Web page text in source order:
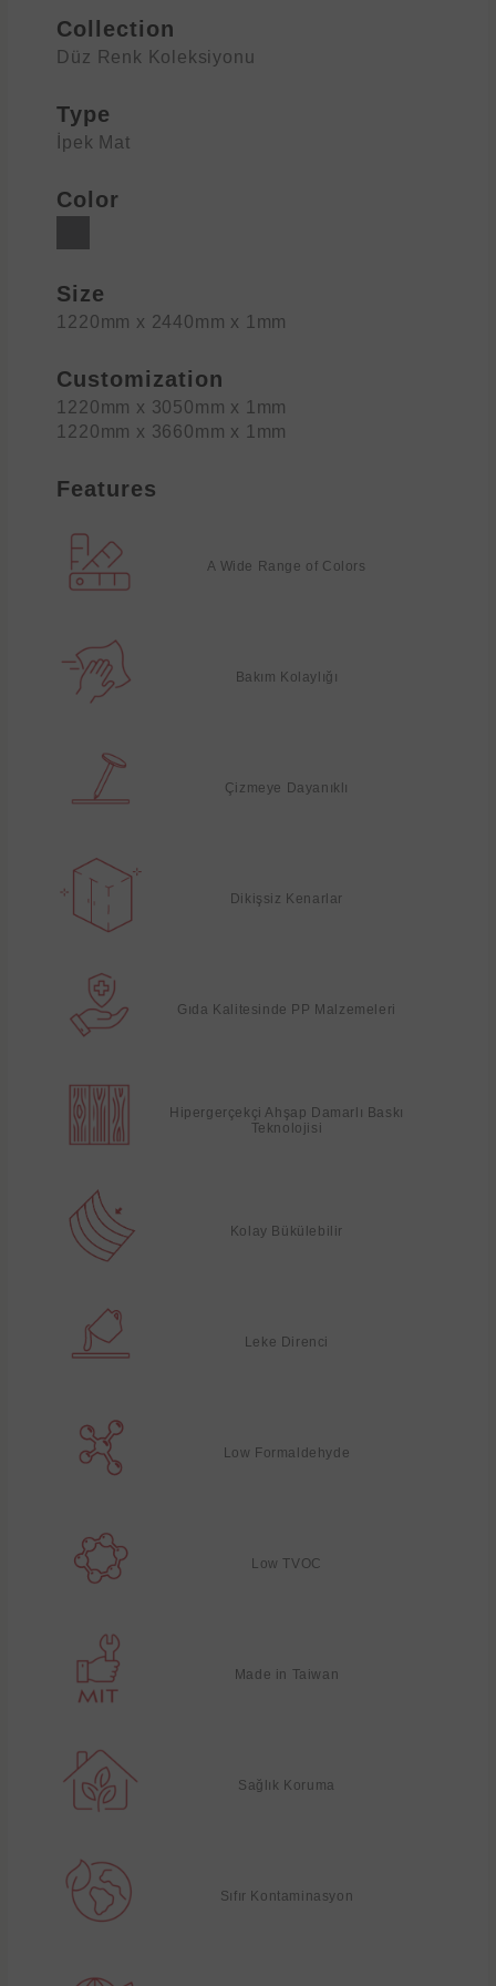
Collection
Düz Renk Koleksiyonu
Type
İpek Mat
Color
Size
1220mm x 2440mm x 1mm
Customization
1220mm x 3050mm x 1mm
1220mm x 3660mm x 1mm
Features
A Wide Range of Colors
Bakım Kolaylığı
Çizmeye Dayanıklı
Dikişsiz Kenarlar
Gıda Kalitesinde PP Malzemeleri
Hipergerçekçi Ahşap Damarlı Baskı
Teknolojisi
Kolay Bükülebilir
Leke Direnci
Low Formaldehyde
Low TVOC
Made in Taiwan
Sağlık Koruma
Sıfır Kontaminasyon